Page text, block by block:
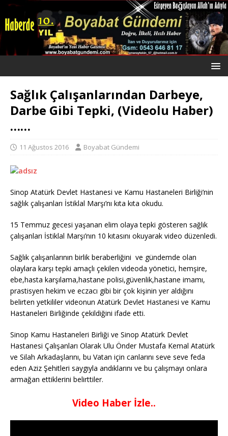
Sağlık Çalışanlarından Darbeye,
Darbe Gibi Tepki, (Videolu Haber)
……
11 Ağustos 2016 Boyabat Gündemi
Sinop Atatürk Devlet Hastanesi ve Kamu Hastaneleri Birliği’nin
sağlık çalışanları İstiklal Marşı’nı kıta kıta okudu.
15 Temmuz gecesi yaşanan elim olaya tepki gösteren sağlık
çalışanları İstiklal Marşı’nın 10 kıtasını okuyarak video düzenledi.
Sağlık çalışanlarının birlik beraberliğini ve gündemde olan
olaylara karşı tepki amaçlı çekilen videoda yönetici, hemşire,
ebe,hasta karşılama,hastane polisi,güvenlik,hastane imamı,
prastisyen hekim ve eczacı gibi bir çok kişinin yer aldığını
belirten yetkililer videonun Atatürk Devlet Hastanesi ve Kamu
Hastaneleri Birliğinde çekildiğini ifade etti.
Sinop Kamu Hastaneleri Birliği ve Sinop Atatürk Devlet
Hastanesi Çalışanları Olarak Ulu Önder Mustafa Kemal Atatürk
ve Silah Arkadaşlarını, bu Vatan için canlarını seve seve feda
eden Aziz Şehitleri saygıyla andıklarını ve bu çalışmayı onlara
armağan ettiklerini belirttiler.
Video Haber İzle..